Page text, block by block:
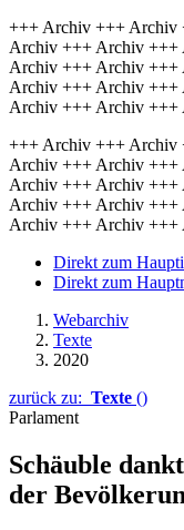
+++ Archiv +++ Archiv
Archiv +++ Archiv
Archiv +++ Archiv
Archiv +++ Archiv
Archiv +++ Archiv
+++ Archiv +++ Archiv
Archiv +++ Archiv
Archiv +++ Archiv
Archiv +++ Archiv
Archiv +++ Archiv
Direkt zum
Direkt zum
Webarchiv
Texte
2020
zurück zu: Texte ()
Parlament
Schäuble
der